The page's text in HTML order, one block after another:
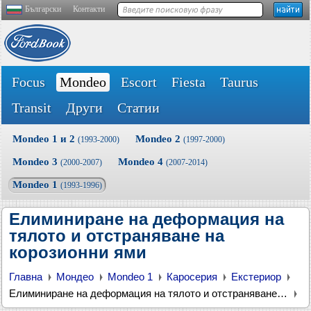
Български Контакти
Focus Mondeo Escort Fiesta
Taurus
Transit
Други Статии
Mondeo 1 и 2 (1993-2000) Mondeo 2 (1997-2000)
Mondeo 3 (2000-2007) Mondeo 4 (2007-2014)
Mondeo 1 (1993-1996)
Елиминиране на деформация на
тялото и отстраняване на
корозионни ями
Главна Мондео Mondeo 1 Каросерия
Екстериор
Елиминиране на деформация на тялото и отстраняване на корозионни ями